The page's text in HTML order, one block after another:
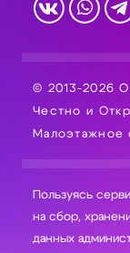
© 2013-2026
Честно и
Малоэтажное
Пользуясь
на сбор, хранение и обработку ваших персональных
данных